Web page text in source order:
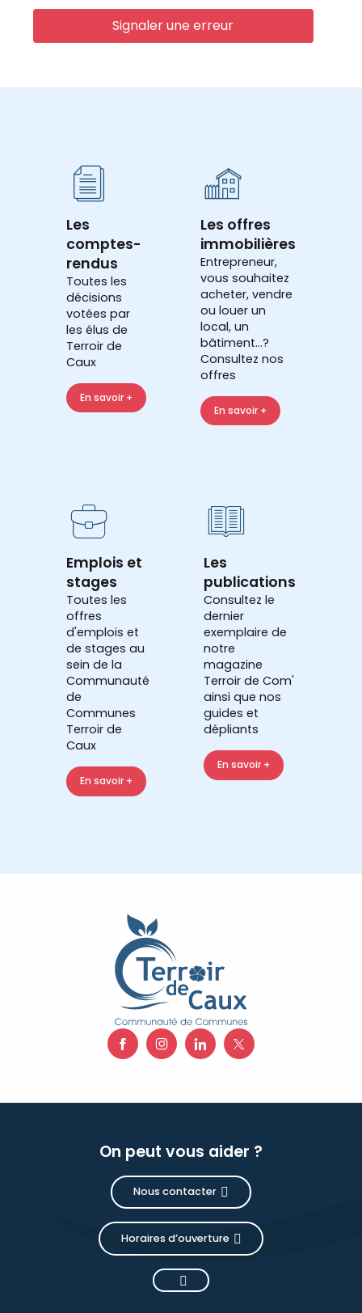
Signaler une erreur
Les
comptes-
rendus
Toutes les
décisions
votées par
les élus de
Terroir de
Caux
En savoir +
Les offres
immobilières
Entrepreneur,
vous souhaitez
acheter, vendre
ou louer un
local, un
bâtiment...?
Consultez nos
offres
En savoir +
Emplois et
stages
Toutes les
offres
d'emplois et
de stages au
sein de la
Communauté
de
Communes
Terroir de
Caux
En savoir +
Les
publications
Consultez le
dernier
exemplaire de
notre
magazine
Terroir de Com'
ainsi que nos
guides et
dépliants
En savoir +
On peut vous aider ?
Nous contacter
Horaires d’ouverture